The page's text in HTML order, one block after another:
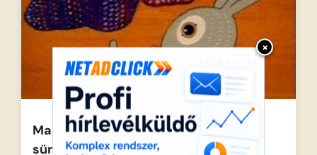
×
Magyar népmesék: A mezeinyúl és a
sündisznó